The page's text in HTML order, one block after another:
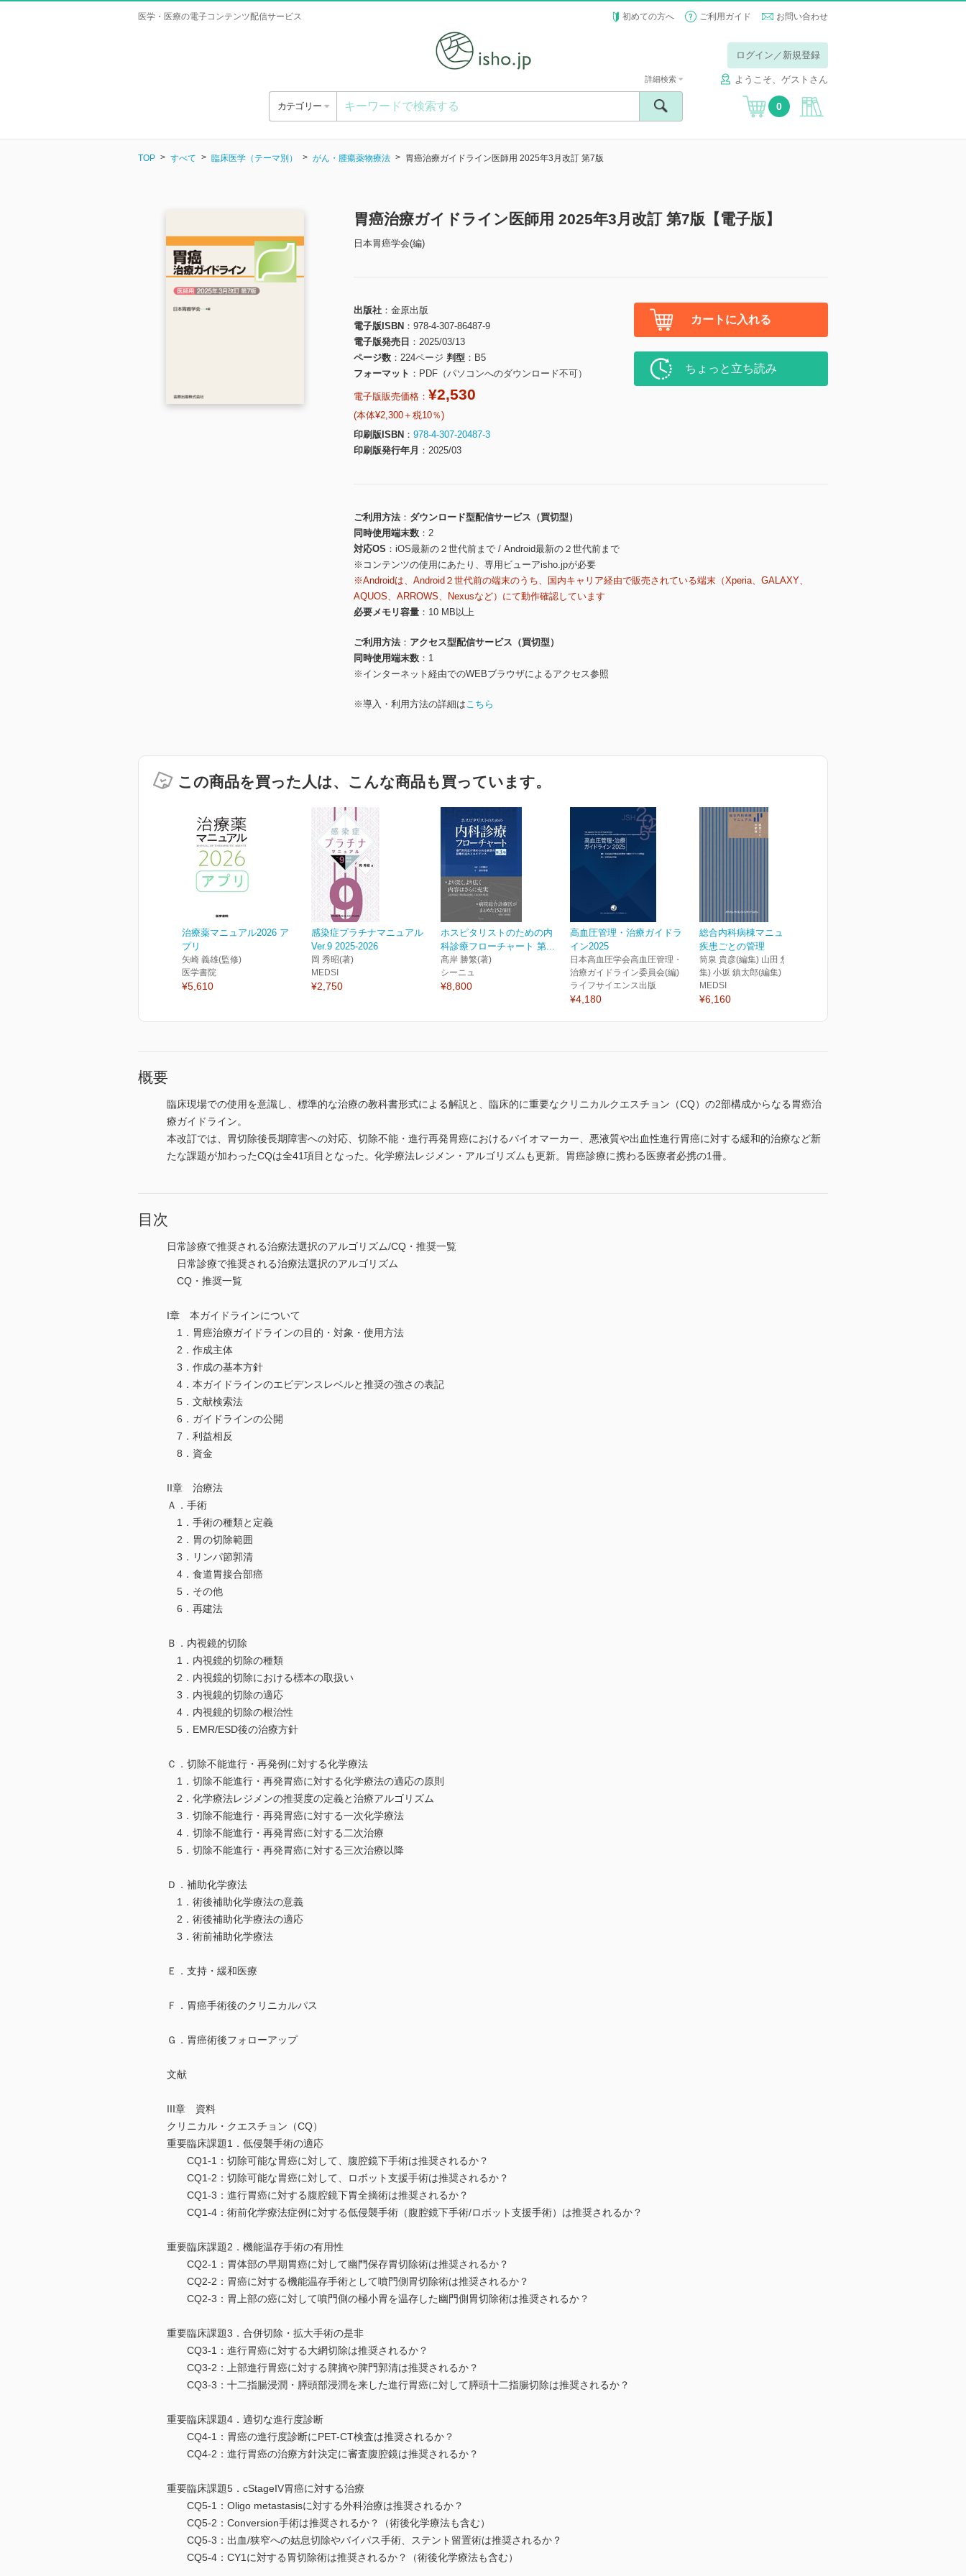
医学・医療の電子コンテンツ配信サービス 初めての方へ ご利用ガイド お問い合わせ
ログイン／新規登録
ようこそ、ゲストさん
カテゴリー
詳細検索
0
TOP すべて 臨床医学（テーマ別） がん・腫瘍薬物療法 胃癌治療ガイドライン医師用 2025年3月改訂 第7版
胃癌治療ガイドライン医師用 2025年3月改訂 第7版【電子版】
日本胃癌学会(編)
出版社
金原出版
電子版ISBN
978-4-307-86487-9
電子版発売日
2025/03/13
ページ数
224ページ 判型
B5
フォーマット
PDF（パソコンへのダウンロード不可）
電子版販売価格： ¥2,530
(本体¥2,300＋税10％)
印刷版ISBN
978-4-307-20487-3
印刷版発行年月
2025/03
カートに入れる
ちょっと立ち読み
ご利用方法
ダウンロード型配信サービス（買切型）
同時使用端末数
2
対応OS
iOS最新の２世代前まで / Android最新の２世代前まで
※コンテンツの使用にあたり、専用ビューアisho.jpが必要
※Androidは、Android２世代前の端末のうち、国内キャリア経由で販売されている端末（Xperia、GALAXY、
AQUOS、ARROWS、Nexusなど）にて動作確認しています
必要メモリ容量
10 MB以上
ご利用方法
アクセス型配信サービス（買切型）
同時使用端末数
1
※インターネット経由でのWEBブラウザによるアクセス参照
※導入・利用方法の詳細はこちら
この商品を買った人は、こんな商品も買っています。
治療薬マニュアル2026 ア
プリ
矢崎 義雄(監修)
医学書院
¥5,610
感染症プラチナマニュアル
Ver.9 2025-2026
岡 秀昭(著)
MEDSI
¥2,750
ホスピタリストのための内
科診療フローチャート 第...
髙岸 勝繁(著)
シーニュ
¥8,800
高血圧管理・治療ガイドラ
イン2025
日本高血圧学会高血圧管理・
治療ガイドライン委員会(編)
ライフサイエンス出版
¥4,180
総合内科病棟マニュアル
疾患ごとの管理
筒泉 貴彦(編集) 山田 悠史(編
集) 小坂 鎮太郎(編集)
MEDSI
¥6,160
概要
臨床現場での使用を意識し、標準的な治療の教科書形式による解説と、臨床的に重要なクリニカルクエスチョン（CQ）の2部構成からなる胃癌治
療ガイドライン。
本改訂では、胃切除後長期障害への対応、切除不能・進行再発胃癌におけるバイオマーカー、悪液質や出血性進行胃癌に対する緩和的治療など新
たな課題が加わったCQは全41項目となった。化学療法レジメン・アルゴリズムも更新。胃癌診療に携わる医療者必携の1冊。
目次
日常診療で推奨される治療法選択のアルゴリズム/CQ・推奨一覧
日常診療で推奨される治療法選択のアルゴリズム
CQ・推奨一覧
I章 本ガイドラインについて
1．胃癌治療ガイドラインの目的・対象・使用方法
2．作成主体
3．作成の基本方針
4．本ガイドラインのエビデンスレベルと推奨の強さの表記
5．文献検索法
6．ガイドラインの公開
7．利益相反
8．資金
II章 治療法
Ａ．手術
1．手術の種類と定義
2．胃の切除範囲
3．リンパ節郭清
4．食道胃接合部癌
5．その他
6．再建法
Ｂ．内視鏡的切除
1．内視鏡的切除の種類
2．内視鏡的切除における標本の取扱い
3．内視鏡的切除の適応
4．内視鏡的切除の根治性
5．EMR/ESD後の治療方針
Ｃ．切除不能進行・再発例に対する化学療法
1．切除不能進行・再発胃癌に対する化学療法の適応の原則
2．化学療法レジメンの推奨度の定義と治療アルゴリズム
3．切除不能進行・再発胃癌に対する一次化学療法
4．切除不能進行・再発胃癌に対する二次治療
5．切除不能進行・再発胃癌に対する三次治療以降
Ｄ．補助化学療法
1．術後補助化学療法の意義
2．術後補助化学療法の適応
3．術前補助化学療法
Ｅ．支持・緩和医療
Ｆ．胃癌手術後のクリニカルパス
Ｇ．胃癌術後フォローアップ
文献
III章 資料
クリニカル・クエスチョン（CQ）
重要臨床課題1．低侵襲手術の適応
CQ1-1：切除可能な胃癌に対して、腹腔鏡下手術は推奨されるか？
CQ1-2：切除可能な胃癌に対して、ロボット支援手術は推奨されるか？
CQ1-3：進行胃癌に対する腹腔鏡下胃全摘術は推奨されるか？
CQ1-4：術前化学療法症例に対する低侵襲手術（腹腔鏡下手術/ロボット支援手術）は推奨されるか？
重要臨床課題2．機能温存手術の有用性
CQ2-1：胃体部の早期胃癌に対して幽門保存胃切除術は推奨されるか？
CQ2-2：胃癌に対する機能温存手術として噴門側胃切除術は推奨されるか？
CQ2-3：胃上部の癌に対して噴門側の極小胃を温存した幽門側胃切除術は推奨されるか？
重要臨床課題3．合併切除・拡大手術の是非
CQ3-1：進行胃癌に対する大網切除は推奨されるか？
CQ3-2：上部進行胃癌に対する脾摘や脾門郭清は推奨されるか？
CQ3-3：十二指腸浸潤・膵頭部浸潤を来した進行胃癌に対して膵頭十二指腸切除は推奨されるか？
重要臨床課題4．適切な進行度診断
CQ4-1：胃癌の進行度診断にPET-CT検査は推奨されるか？
CQ4-2：進行胃癌の治療方針決定に審査腹腔鏡は推奨されるか？
重要臨床課題5．cStageIV胃癌に対する治療
CQ5-1：Oligo metastasisに対する外科治療は推奨されるか？
CQ5-2：Conversion手術は推奨されるか？（術後化学療法も含む）
CQ5-3：出血/狭窄への姑息切除やバイパス手術、ステント留置術は推奨されるか？
CQ5-4：CY1に対する胃切除術は推奨されるか？（術後化学療法も含む）